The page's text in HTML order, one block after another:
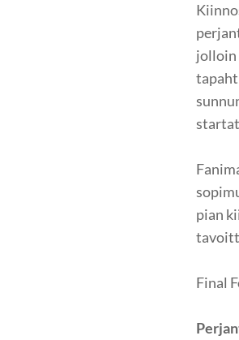
jolloin
pian
Final